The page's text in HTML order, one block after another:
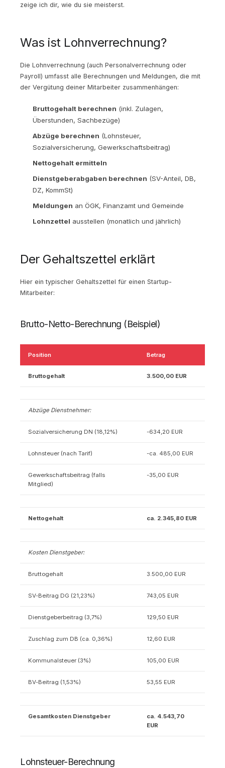
zeige ich dir, wie du sie meisterst.
Was ist Lohnverrechnung?
Die Lohnverrechnung (auch Personalverrechnung oder
Payroll) umfasst alle Berechnungen und Meldungen, die mit
der Vergütung deiner Mitarbeiter zusammenhängen:
Bruttogehalt berechnen (inkl. Zulagen,
Überstunden, Sachbezüge)
Abzüge berechnen (Lohnsteuer,
Sozialversicherung, Gewerkschaftsbeitrag)
Nettogehalt ermitteln
Dienstgeberabgaben berechnen (SV-Anteil, DB,
DZ, KommSt)
Meldungen an ÖGK, Finanzamt und Gemeinde
Lohnzettel ausstellen (monatlich und jährlich)
Der Gehaltszettel erklärt
Hier ein typischer Gehaltszettel für einen Startup-
Mitarbeiter:
Brutto-Netto-Berechnung (Beispiel)
Position Betrag
Bruttogehalt 3.500,00 EUR
Abzüge Dienstnehmer:
Sozialversicherung DN (18,12%) -634,20 EUR
Lohnsteuer (nach Tarif) -ca. 485,00 EUR
Gewerkschaftsbeitrag (falls
Mitglied)
-35,00 EUR
Nettogehalt ca. 2.345,80 EUR
Kosten Dienstgeber:
Bruttogehalt 3.500,00 EUR
SV-Beitrag DG (21,23%) 743,05 EUR
Dienstgeberbeitrag (3,7%) 129,50 EUR
Zuschlag zum DB (ca. 0,36%) 12,60 EUR
Kommunalsteuer (3%) 105,00 EUR
BV-Beitrag (1,53%) 53,55 EUR
Gesamtkosten Dienstgeber
ca. 4.543,70
EUR
Lohnsteuer-Berechnung